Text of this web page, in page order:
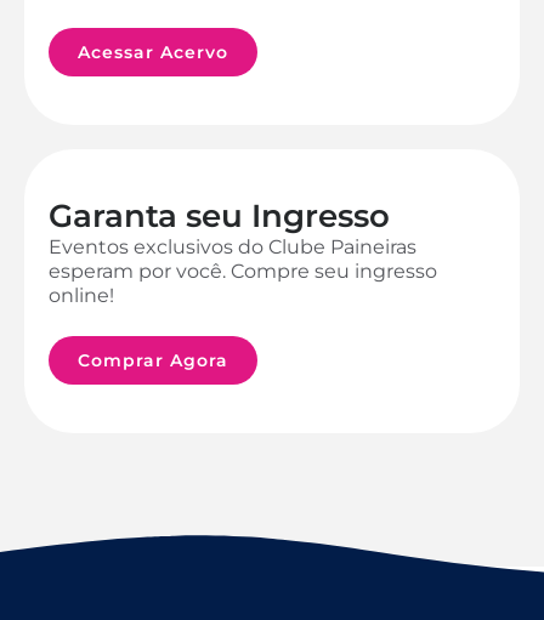
Acessar Acervo
Garanta seu Ingresso
Eventos exclusivos do Clube Paineiras
esperam por você. Compre seu ingresso
online!
Comprar Agora